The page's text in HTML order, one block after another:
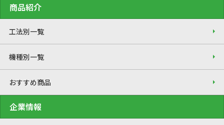
商品紹介
工法別一覧
機種別一覧
おすすめ商品
企業情報